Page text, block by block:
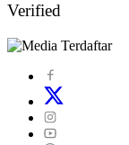
Verified